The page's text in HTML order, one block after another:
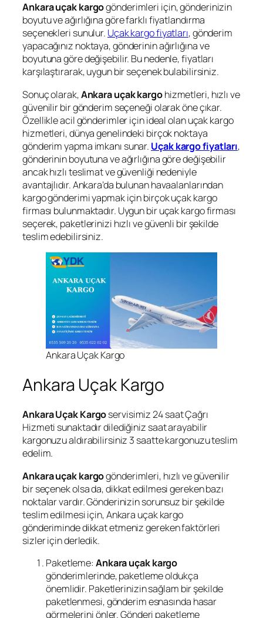
Ankara uçak kargogönderimleri için, gönderinizin
boyutu ve ağırlığına göre farklı fiyatlandırma
seçenekleri sunulur. Uçak kargo fiyatları, gönderim
yapacağınız noktaya, gönderinin ağırlığına ve
boyutuna göre değişebilir. Bu nedenle, fiyatları
karşılaştırarak, uygun bir seçenek bulabilirsiniz.
Sonuç olarak,Ankara uçak kargohizmetleri, hızlı ve
güvenilir bir gönderim seçeneği olarak öne çıkar.
Özellikle acil gönderimler için ideal olan uçak kargo
hizmetleri, dünya genelindeki birçok noktaya
gönderim yapma imkanı sunar. Uçak kargo fiyatları,
gönderinin boyutuna ve ağırlığına göre değişebilir
ancak hızlı teslimat ve güvenliği nedeniyle
avantajlıdır. Ankara’da bulunan havaalanlarından
kargo gönderimi yapmak için birçok uçak kargo
firması bulunmaktadır. Uygun bir uçak kargo firması
seçerek, paketlerinizi hızlı ve güvenli bir şekilde
teslim edebilirsiniz.
Ankara Uçak Kargo
Ankara Uçak Kargo
Ankara Uçak Kargoservisimiz 24 saat Çağrı
Hizmeti sunaktadır dilediğiniz saat arayabilir
kargonuzu aldırabilirsiniz 3 saatte kargonuzu teslim
edelim.
Ankara uçak kargogönderimleri, hızlı ve güvenilir
bir seçenek olsa da, dikkat edilmesi gereken bazı
noktalar vardır. Gönderinizin sorunsuz bir şekilde
teslim edilmesi için, Ankara uçak kargo
gönderiminde dikkat etmeniz gereken faktörleri
sizler için derledik.
Paketleme: Ankara uçak kargo
gönderimlerinde, paketleme oldukça
önemlidir. Paketlerinizin sağlam bir şekilde
paketlenmesi, gönderim esnasında hasar
görmelerini önler. Gönderi paketleme